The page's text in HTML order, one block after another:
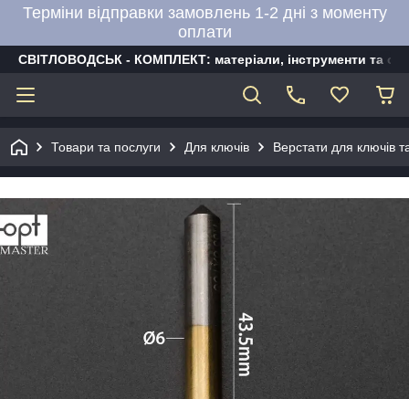
Терміни відправки замовлень 1-2 дні з моменту
оплати
СВІТЛОВОДСЬК - КОМПЛЕКТ: матеріали, інструменти та
Товари та послуги Для ключів Верстати для ключів